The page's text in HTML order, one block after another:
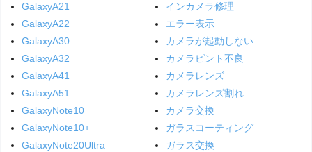
GalaxyA21
GalaxyA22
GalaxyA30
GalaxyA32
GalaxyA41
GalaxyA51
GalaxyNote10
GalaxyNote10+
GalaxyNote20Ultra
インカメラ修理
エラー表示
カメラが起動しない
カメラピント不良
カメラレンズ
カメラレンズ割れ
カメラ交換
ガラスコーティング
ガラス交換